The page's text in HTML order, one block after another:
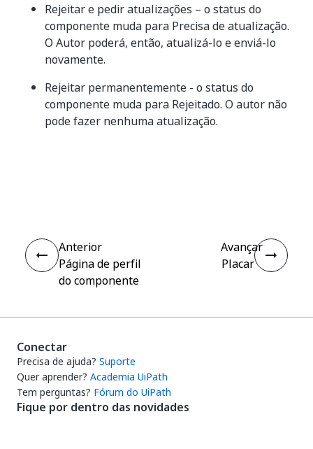
Rejeitar e pedir atualizações – o status do
componente muda para Precisa de atualização.
O Autor poderá, então, atualizá-lo e enviá-lo
novamente.
Rejeitar permanentemente - o status do
componente muda para Rejeitado. O autor não
pode fazer nenhuma atualização.
Anterior
Página de perfil
do componente
Avançar
Placar
Conectar
Precisa de ajuda? Suporte
Quer aprender? Academia UiPath
Tem perguntas? Fórum do UiPath
Fique por dentro das novidades